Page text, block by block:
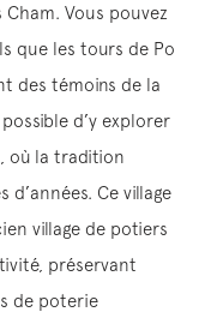
Vous pouvez
que les tours de Po
des témoins de la
d’y explorer
où la tradition
Ce village
village de potiers
préservant
de poterie